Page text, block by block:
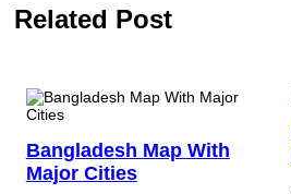
Related Post
Bangladesh Map With
Major Cities